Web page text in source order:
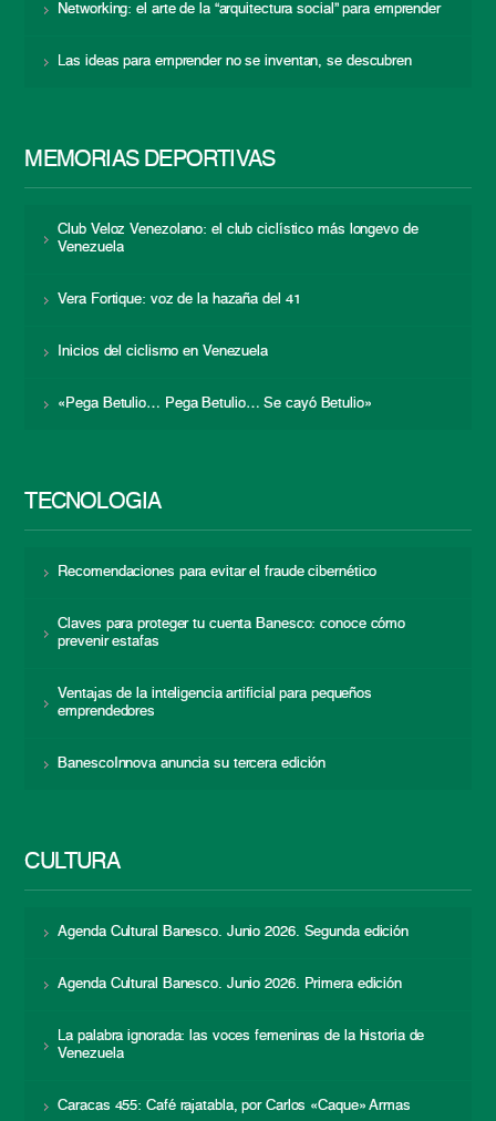
Networking: el arte de la “arquitectura social” para emprender
Las ideas para emprender no se inventan, se descubren
MEMORIAS DEPORTIVAS
Club Veloz Venezolano: el club ciclístico más longevo de
Venezuela
Vera Fortique: voz de la hazaña del 41
Inicios del ciclismo en Venezuela
«Pega Betulio… Pega Betulio… Se cayó Betulio»
TECNOLOGÍA
Recomendaciones para evitar el fraude cibernético
Claves para proteger tu cuenta Banesco: conoce cómo
prevenir estafas
Ventajas de la inteligencia artificial para pequeños
emprendedores
BanescoInnova anuncia su tercera edición
CULTURA
Agenda Cultural Banesco. Junio 2026. Segunda edición
Agenda Cultural Banesco. Junio 2026. Primera edición
La palabra ignorada: las voces femeninas de la historia de
Venezuela
Caracas 455: Café rajatabla, por Carlos «Caque» Armas